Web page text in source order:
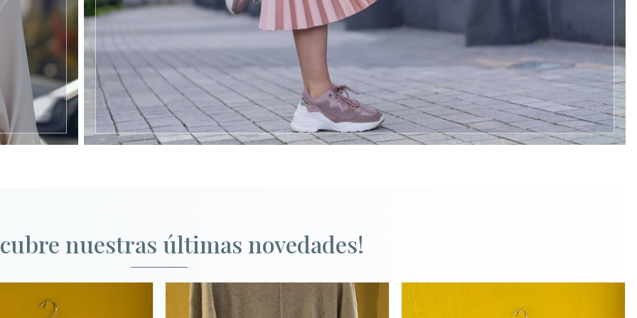
nuestras últimas novedades!